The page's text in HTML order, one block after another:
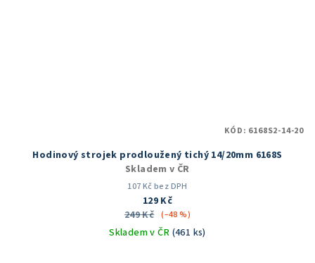
Hodinový strojek prodloužený tichý 14/20mm 6168S
Skladem v ČR
107 Kč bez DPH
129 Kč
249 Kč (–48 %)
Skladem v ČR (461 ks)
KÓD: 6168S2-14-20